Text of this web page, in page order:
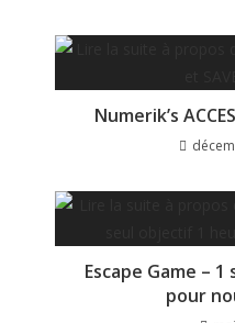
Numerik’s
Escape Game –
pour